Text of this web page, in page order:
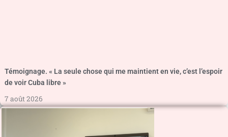
Témoignage. « La seule chose qui me maintient en vie, c’est l’espoir
de voir Cuba libre »
7 août 2026